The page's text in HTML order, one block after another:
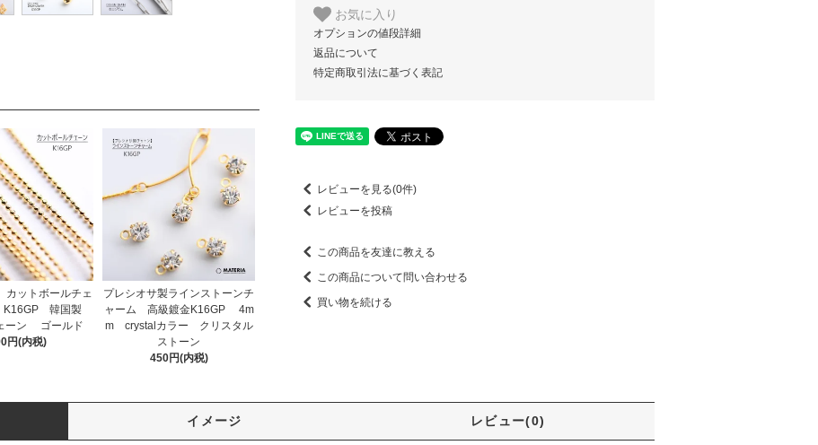
ットボールチェ
韓国製
ーン ゴールド
円(内税)
プレシオサ製ラインストーンチ
ャーム 高級鍍金K16GP 4m
m crystalカラー クリスタル
ストーン
450円(内税)
お気に入り
オプションの値段詳細
返品について
特定商取引法に基づく表記
レビューを見る(0件)
レビューを投稿
この商品を友達に教える
この商品について問い合わせる
買い物を続ける
イメージ レビュー(0)